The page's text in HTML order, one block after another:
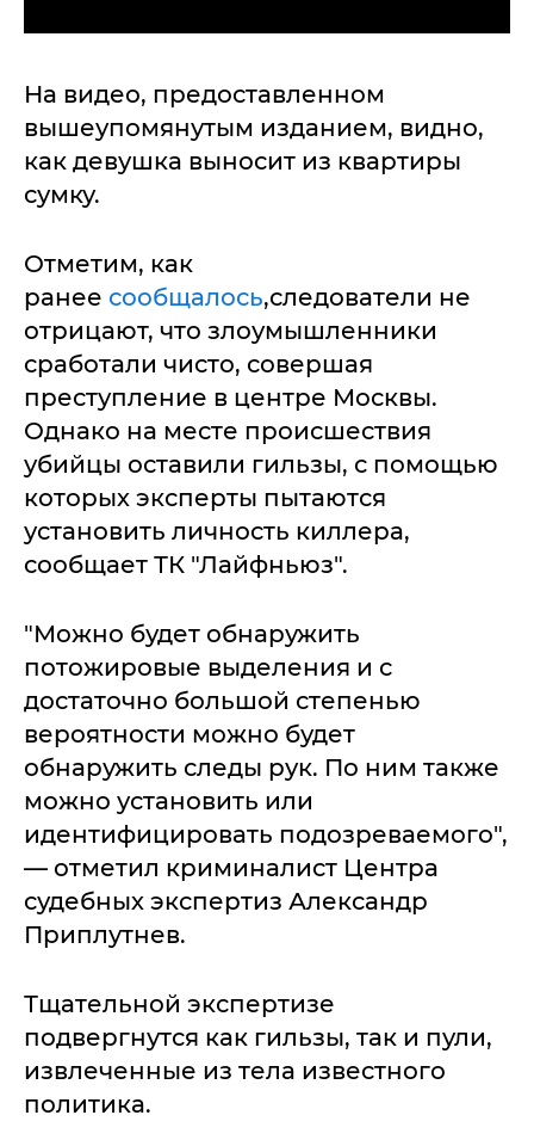
На видео, предоставленном
вышеупомянутым изданием, видно,
как девушка выносит из квартиры
сумку.
Отметим, как
ранее сообщалось,следователи не
отрицают, что злоумышленники
сработали чисто, совершая
преступление в центре Москвы.
Однако на месте происшествия
убийцы оставили гильзы, с помощью
которых эксперты пытаются
установить личность киллера,
сообщает ТК "Лайфньюз".
"Можно будет обнаружить
потожировые выделения и с
достаточно большой степенью
вероятности можно будет
обнаружить следы рук. По ним также
можно установить или
идентифицировать подозреваемого",
— отметил криминалист Центра
судебных экспертиз Александр
Приплутнев.
Тщательной экспертизе
подвергнутся как гильзы, так и пули,
извлеченные из тела известного
политика.